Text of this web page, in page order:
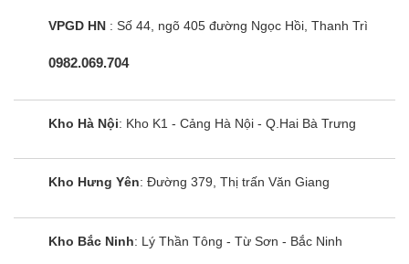
VPGD HN : Số 44, ngõ 405 đường Ngọc Hồi, Thanh Trì
0982.069.704
Kho Hà Nội: Kho K1 - Cảng Hà Nội - Q.Hai Bà Trưng
Kho Hưng Yên: Đường 379, Thị trấn Văn Giang
Kho Bắc Ninh: Lý Thần Tông - Từ Sơn - Bắc Ninh